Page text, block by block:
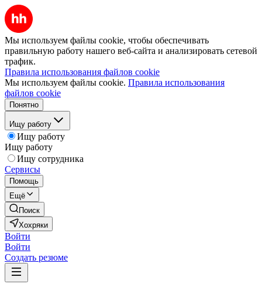
Мы используем файлы cookie, чтобы обеспечивать
правильную работу нашего веб-сайта и анализировать сетевой
трафик.
Правила использования файлов cookie
Мы используем файлы cookie. Правила использования
файлов cookie
Понятно
Ищу работу
Ищу работу
Ищу работу
Ищу сотрудника
Сервисы
Помощь
Ещё
Поиск
Хохряки
Войти
Войти
Создать резюме